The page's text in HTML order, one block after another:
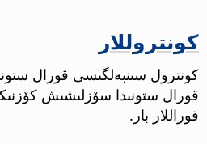
كونتروللار
كونترول سىنبەلگىسى قورال
قورال ستونىدا سۆزلىشىش
قوراللار بار.